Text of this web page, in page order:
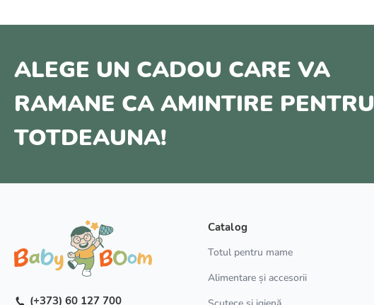
ALEGE UN CADOU CARE VA
RAMANE CA AMINTIRE PENTRU
TOTDEAUNA!
(+373) 60 127 700
Catalog
Totul pentru mame
Alimentare și accesorii